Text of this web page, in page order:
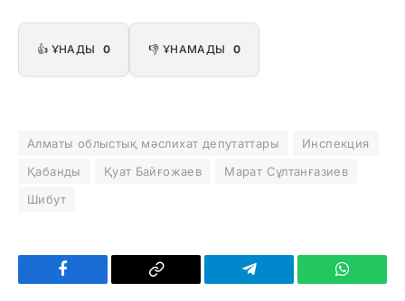
👍 ҰНАДЫ 0 👎 ҰНАМАДЫ 0
Алматы облыстық мәслихат депутаттары
Инспекция
Қабанды
Қуат Байғожаев
Марат Сұлтанғазиев
Шибут
Facebook
Copy
Telegram